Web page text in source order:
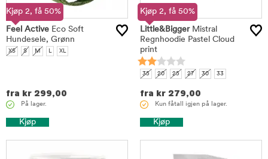
Kjøp 2, få 50%
Feel Active Eco Soft
Hundesele, Grønn
XS S M L XL
fra kr 299,00
På lager.
Kjøp
Kjøp 2, få 50%
Little&BiggerMistral
Regnhoodie Pastel Cloud
print
35 20 25 27 30 33
fra kr 279,00
Kun fåtall igjen på lager.
Kjøp